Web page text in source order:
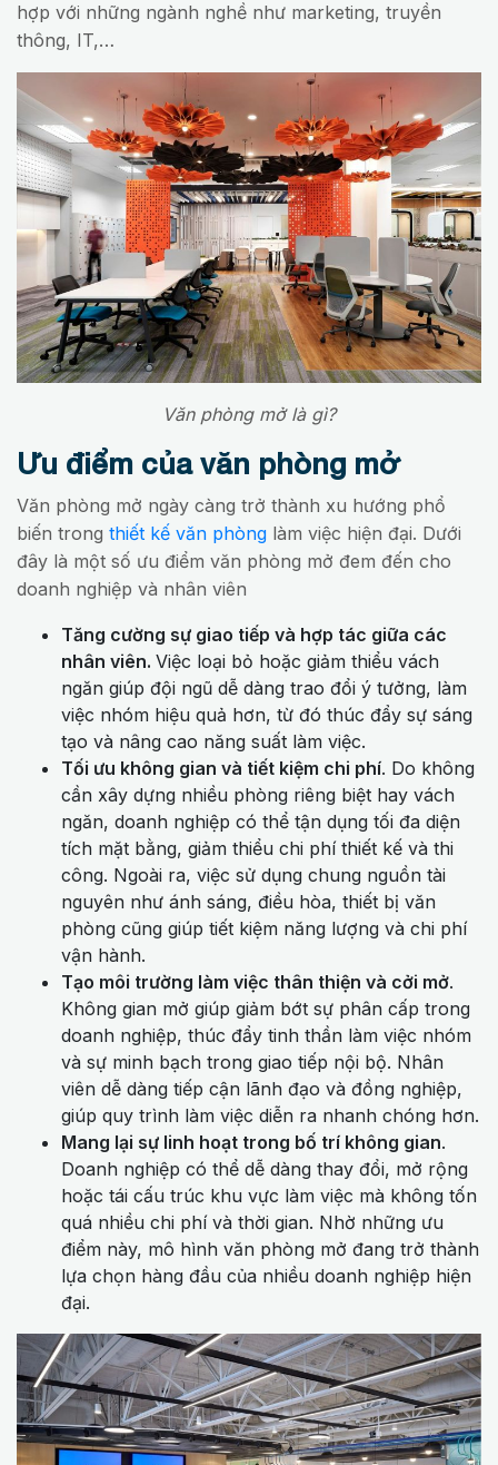
hợp với những ngành nghề như marketing, truyền
thông, IT,…
Văn phòng mở là gì?
Ưu điểm của văn phòng mở
Văn phòng mở ngày càng trở thành xu hướng phổ
biến trong thiết kế văn phòng làm việc hiện đại. Dưới
đây là một số ưu điểm văn phòng mở đem đến cho
doanh nghiệp và nhân viên
Tăng cường sự giao tiếp và hợp tác giữa các
nhân viên. Việc loại bỏ hoặc giảm thiểu vách
ngăn giúp đội ngũ dễ dàng trao đổi ý tưởng, làm
việc nhóm hiệu quả hơn, từ đó thúc đẩy sự sáng
tạo và nâng cao năng suất làm việc.
Tối ưu không gian và tiết kiệm chi phí. Do không
cần xây dựng nhiều phòng riêng biệt hay vách
ngăn, doanh nghiệp có thể tận dụng tối đa diện
tích mặt bằng, giảm thiểu chi phí thiết kế và thi
công. Ngoài ra, việc sử dụng chung nguồn tài
nguyên như ánh sáng, điều hòa, thiết bị văn
phòng cũng giúp tiết kiệm năng lượng và chi phí
vận hành.
Tạo môi trường làm việc thân thiện và cởi mở.
Không gian mở giúp giảm bớt sự phân cấp trong
doanh nghiệp, thúc đẩy tinh thần làm việc nhóm
và sự minh bạch trong giao tiếp nội bộ. Nhân
viên dễ dàng tiếp cận lãnh đạo và đồng nghiệp,
giúp quy trình làm việc diễn ra nhanh chóng hơn.
Mang lại sự linh hoạt trong bố trí không gian.
Doanh nghiệp có thể dễ dàng thay đổi, mở rộng
hoặc tái cấu trúc khu vực làm việc mà không tốn
quá nhiều chi phí và thời gian. Nhờ những ưu
điểm này, mô hình văn phòng mở đang trở thành
lựa chọn hàng đầu của nhiều doanh nghiệp hiện
đại.